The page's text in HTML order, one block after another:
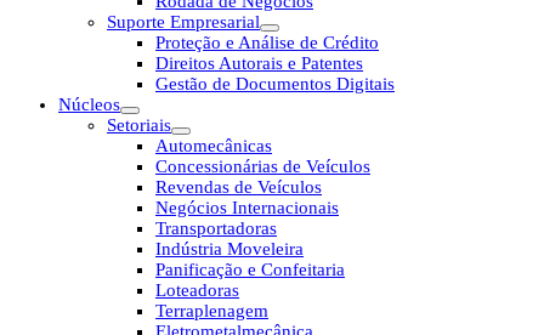
Suporte Empresarial
Proteção e Análise de Crédito
Direitos Autorais e Patentes
Gestão de Documentos Digitais
Núcleos
Setoriais
Automecânicas
Concessionárias de Veículos
Revendas de Veículos
Negócios Internacionais
Transportadoras
Indústria Moveleira
Panificação e Confeitaria
Loteadoras
Terraplenagem